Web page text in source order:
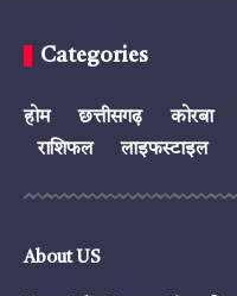
Categories
होम छत्तीसगढ़ कोरबा
राशिफल
लाइफस्टाइल
About US